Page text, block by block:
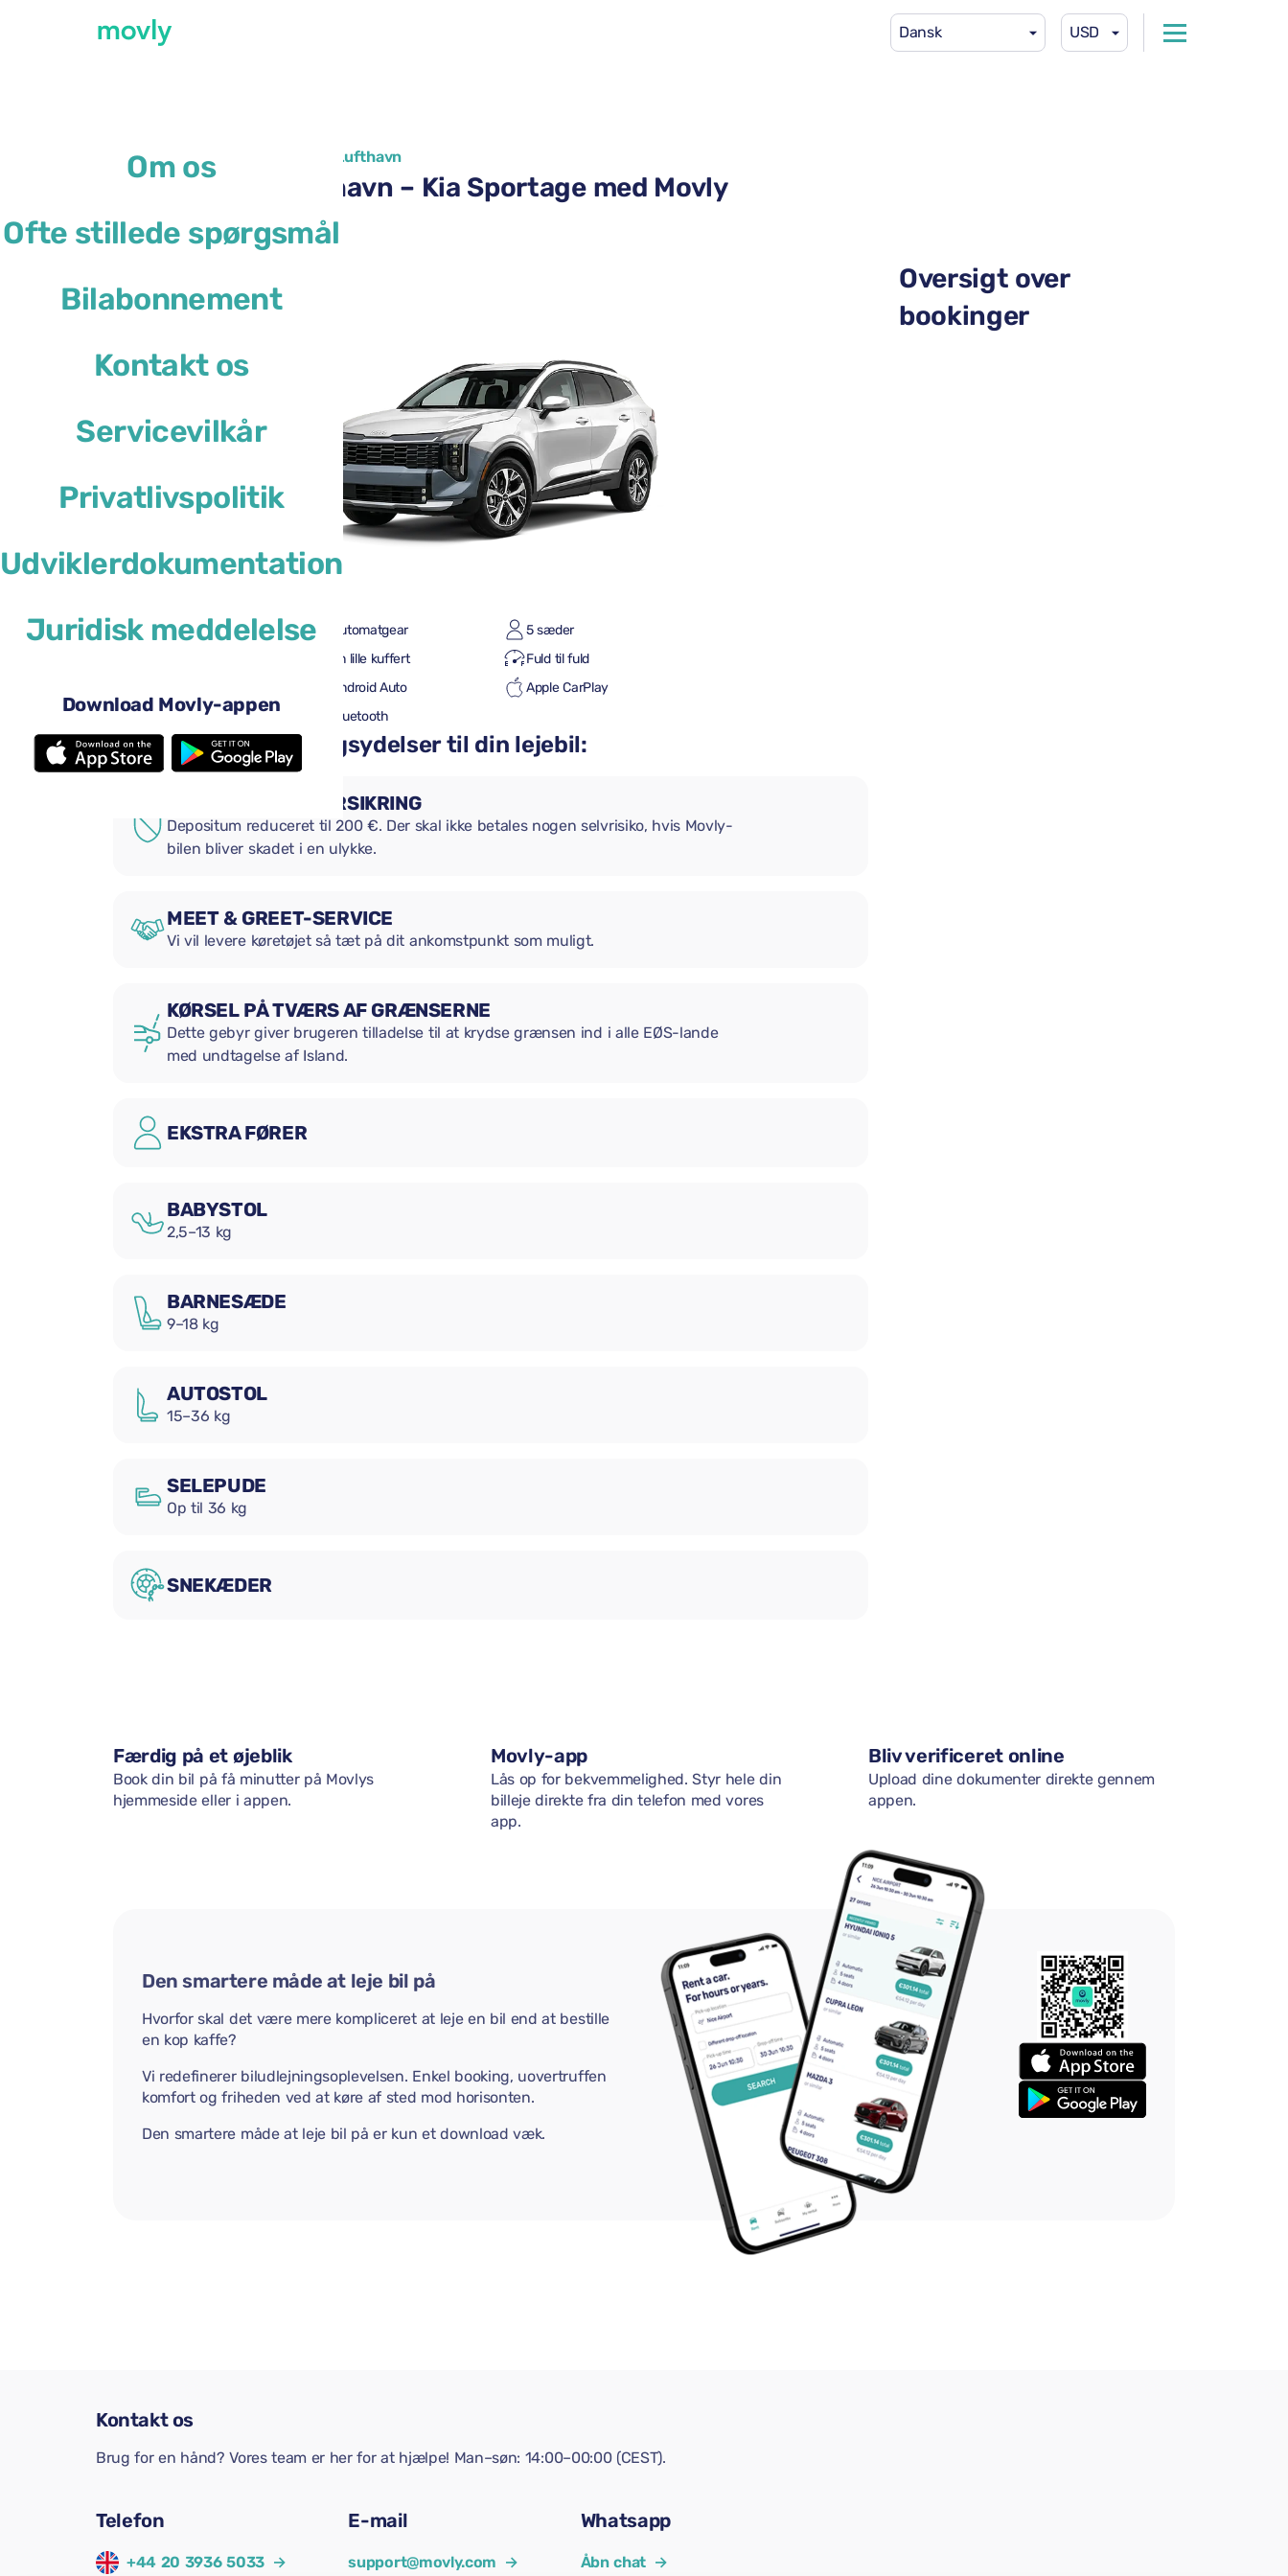
Dansk USD
Om os
Ofte stillede spørgsmål
Bilabonnement
Kontakt os
Servicevilkår
Privatlivspolitik
Udviklerdokumentation
Juridisk meddelelse
Download Movly-appen
←Alle tilgængelige biler i Faro Lufthavn
Billeje i Faro Lufthavn – Kia Sportage med Movly
eller lignende
4 døre Automatgear
5 sæder
En lille kuffert
Fuld til fuld
Android Auto
Apple CarPlay
Bakkamera
Bluetooth
Tilføj praktiske tillægsydelser til din lejebil:
SUPPLERENDE FORSIKRING
Depositum reduceret til 200 €. Der skal ikke betales nogen selvrisiko, hvis Movly-
bilen bliver skadet i en ulykke.
MEET & GREET-SERVICE
Vi vil levere køretøjet så tæt på dit ankomstpunkt som muligt.
KØRSEL PÅ TVÆRS AF GRÆNSERNE
Dette gebyr giver brugeren tilladelse til at krydse grænsen ind i alle EØS-lande
med undtagelse af Island.
EKSTRA FØRER
BABYSTOL
2,5–13 kg
BARNESÆDE
9–18 kg
AUTOSTOL
15–36 kg
SELEPUDE
Op til 36 kg
SNEKÆDER
Oversigt over
bookinger
Færdig på et øjeblik
Book din bil på få minutter på Movlys
hjemmeside eller i appen.
Movly-app
Lås op for bekvemmelighed. Styr hele din
billeje direkte fra din telefon med vores
app.
Bliv verificeret online
Upload dine dokumenter direkte gennem
appen.
Den smartere måde at leje bil på
Hvorfor skal det være mere kompliceret at leje en bil end at bestille
en kop kaffe?
Vi redefinerer biludlejningsoplevelsen. Enkel booking, uovertruffen
komfort og friheden ved at køre af sted mod horisonten.
Den smartere måde at leje bil på er kun et download væk.
Kontakt os
Brug for en hånd? Vores team er her for at hjælpe! Man–søn: 14:00–00:00 (CEST).
Telefon
+44 20 3936 5033 →
E-mail
support@movly.com →
Whatsapp
Åbn chat →